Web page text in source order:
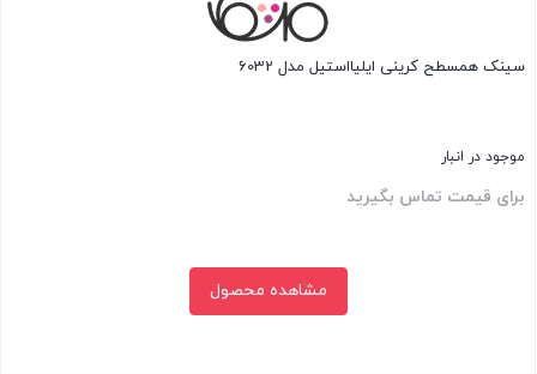
سینک همسطح کرینی ایلیااستیل مدل 6032
موجود در انبار
برای قیمت تماس بگیرید
مشاهده محصول